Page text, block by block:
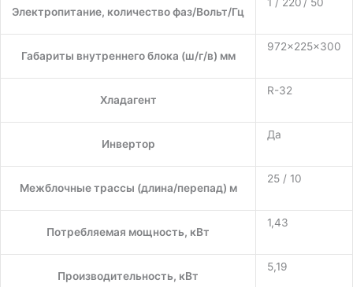
Электропитание, количество фаз/Вольт/Гц
1 / 220 / 50
Габариты внутреннего блока (ш/г/в) мм
972×225×300
Хладагент
R-32
Инвертор
Да
Межблочные трассы (длина/перепад) м
25 / 10
Потребляемая мощность, кВт
1,43
Производительность, кВт
5,19